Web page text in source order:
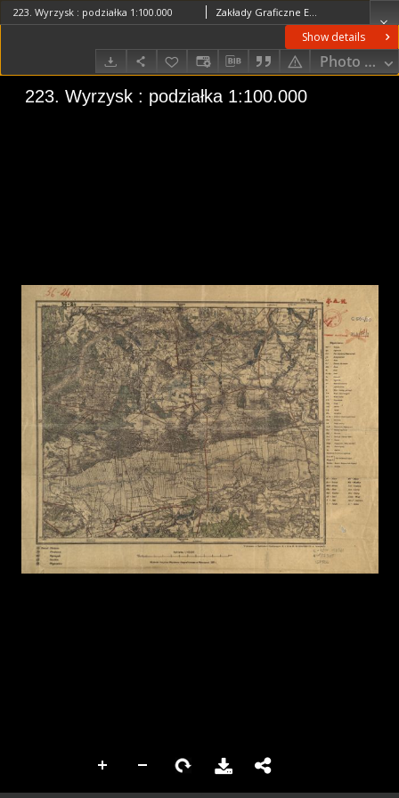
Show details
Photo
223. Wyrzysk : podziałka 1:100.000 Zakłady Graficzne Eugeniusza i dra Kazimierza Koziańskich. RedaktorInstytut Wojskowo-Geograficzny (Warszawa). Wydawca